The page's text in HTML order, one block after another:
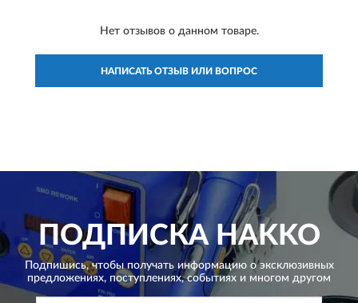
Нет отзывов о данном товаре.
НАПИСАТЬ ОТЗЫВ ИЛИ ВОПРОС
ПОДПИСКАHAKKO
Подпишись, чтобы получать информацию о эксклюзивных
предложениях, поступлениях, событиях и многом другом